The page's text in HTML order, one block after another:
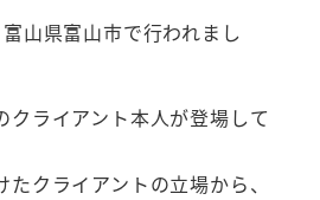
山県富山市で行われまし
クライアント本人が登場して
クライアントの立場から、